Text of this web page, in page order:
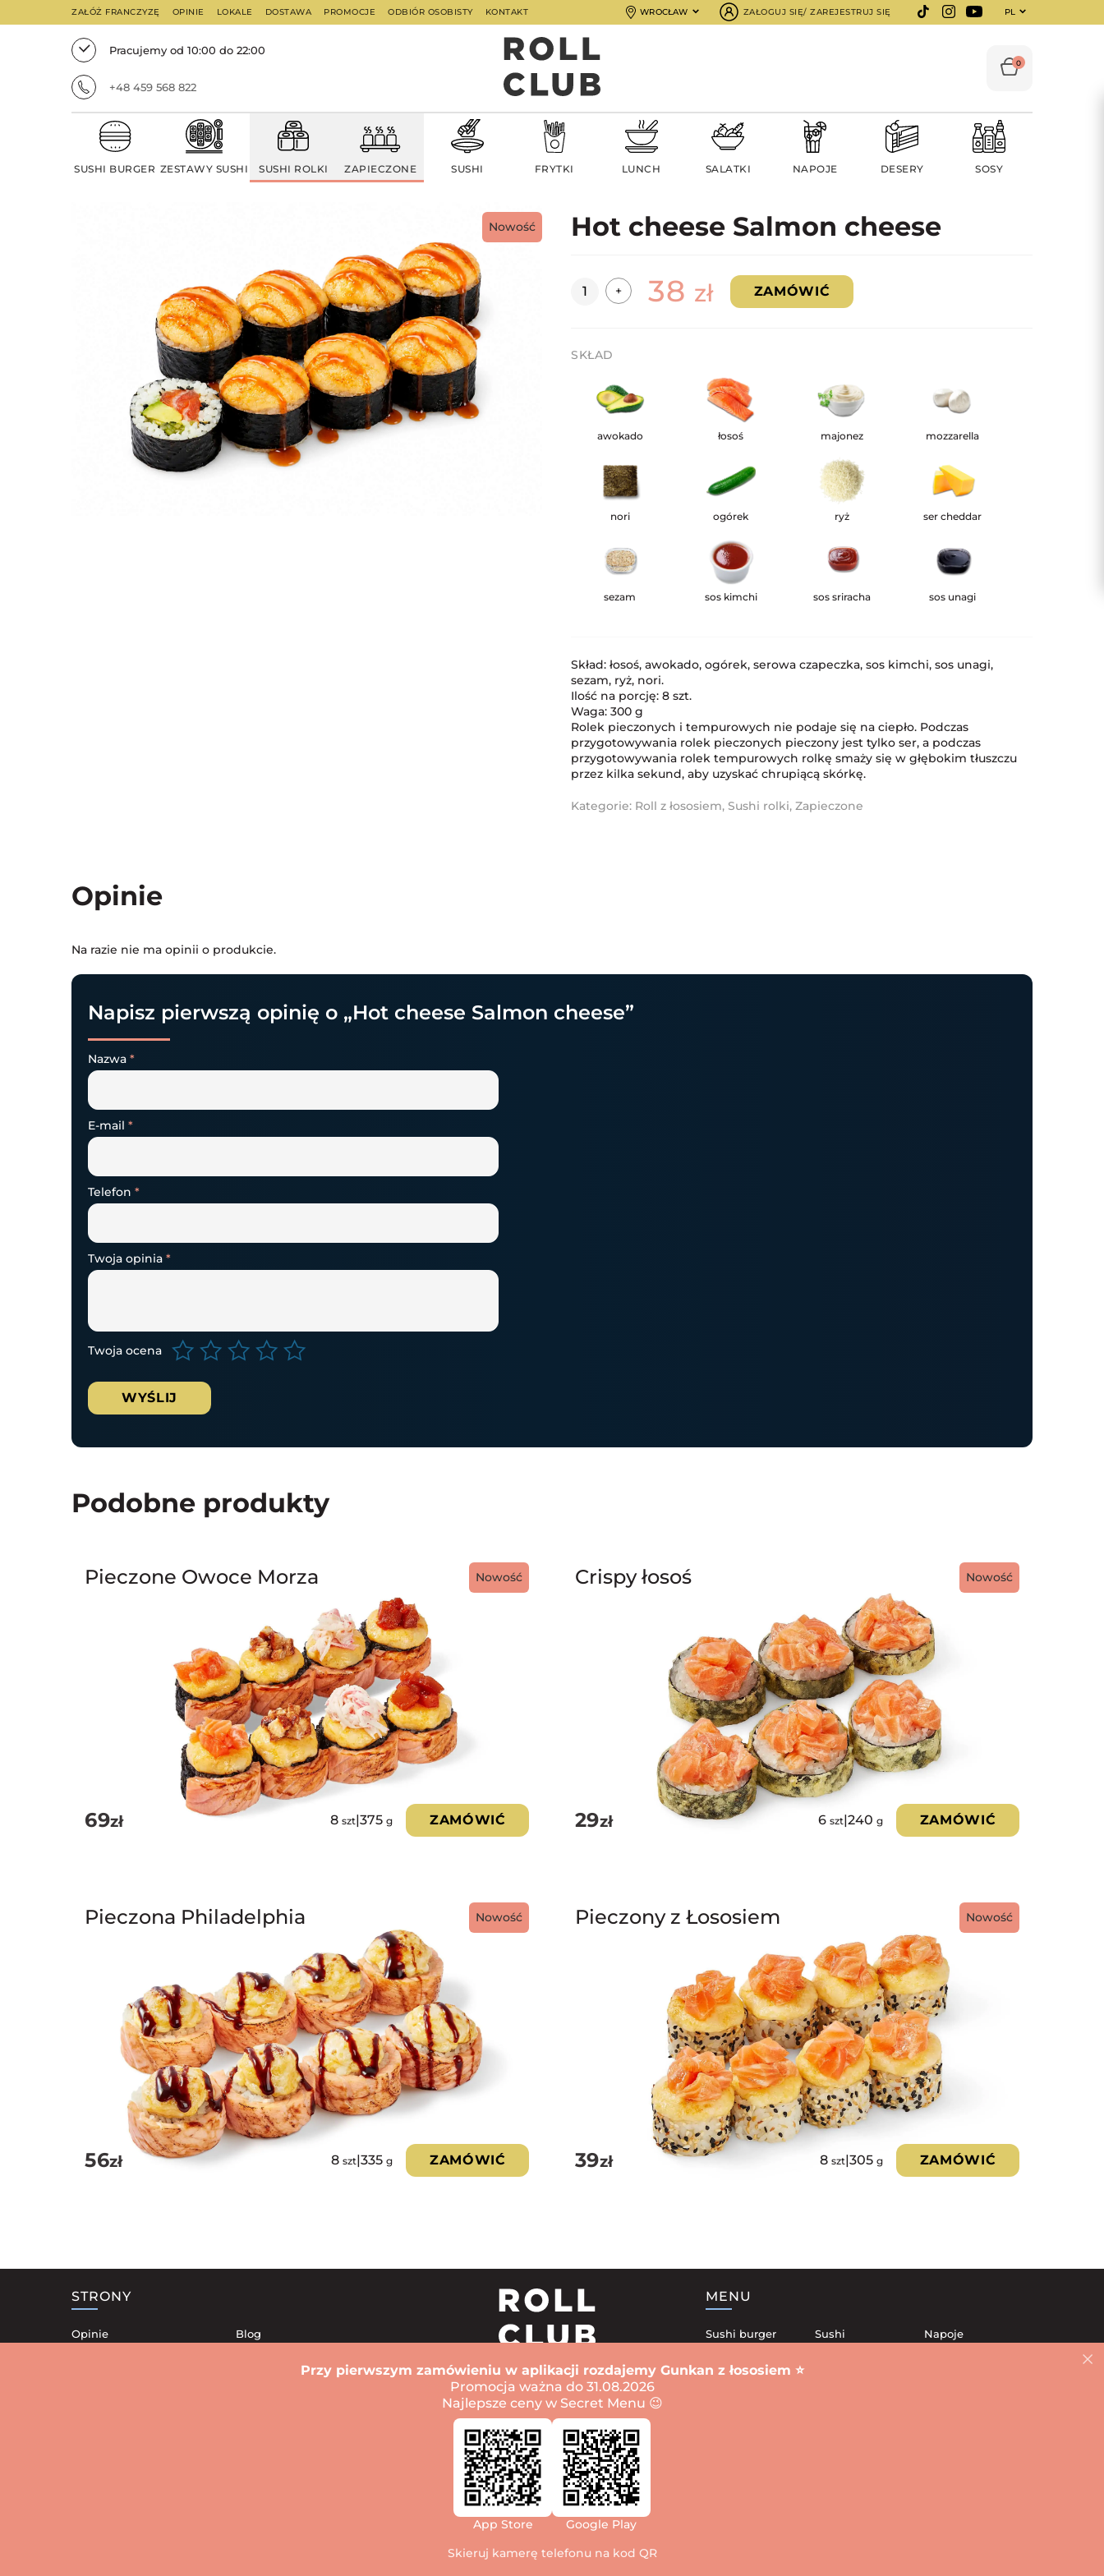
ZAŁÓŻ FRANCZYZĘ OPINIE LOKALE DOSTAWA PROMOCJE ODBIÓR OSOBISTY KONTAKT WROCŁAW ZAŁOGUJ SIĘ/ ZAREJESTRUJ SIĘ PL
Pracujemy od 10:00 do 22:00
+48 459 568 822
0
SUSHI BURGER ZESTAWY SUSHI SUSHI ROLKI ZAPIECZONE SUSHI FRYTKI LUNCH SALATKI NAPOJE DESERY SOSY
Nowość Hot cheese Salmon cheese
Ilość + 38 zł ZAMÓWIĆ
SKŁAD
awokado łosoś majonez mozzarella
nori ogórek ryż ser cheddar
sezam sos kimchi sos sriracha sos unagi
Skład: łosoś, awokado, ogórek, serowa czapeczka, sos kimchi, sos unagi,
sezam, ryż, nori.
Ilość na porcję: 8 szt.
Waga: 300 g
Rolek pieczonych i tempurowych nie podaje się na ciepło. Podczas
przygotowywania rolek pieczonych pieczony jest tylko ser, a podczas
przygotowywania rolek tempurowych rolkę smaży się w głębokim tłuszczu
przez kilka sekund, aby uzyskać chrupiącą skórkę.
Kategorie: Roll z łososiem,Sushi rolki,Zapieczone
Opinie
Na razie nie ma opinii o produkcie.
Napisz pierwszą opinię o „Hot cheese Salmon cheese”
Nazwa *
E-mail *
Telefon *
Twoja ocena
Twoja opinia *
Podobne produkty
Nowość
Pieczone Owoce Morza
69zł 8szt|375g ZAMÓWIĆ
Nowość
Crispy łosoś
29zł 6 szt|240 g ZAMÓWIĆ
Nowość
Pieczona Philadelphia
56zł 8szt|335g ZAMÓWIĆ
Nowość
Pieczony z Łososiem
39zł 8 szt|305 g ZAMÓWIĆ
MENU
Sushi burger
Sushi
Napoje
STRONY
Opinie
Blog
Polityka Prywatności
Sushi Fabryczna Sushi Muchobór Wielki Sushi Klecina
Sushi Karłowice Sushi Popowice Sushi Nadodrze
Dniepr Iwano-Frankiwsk Sushi Kijów
© 2026 Wszystkie prawa zastrzeżone - roll-club.wroclaw.pl Wrocław. Promocja strony -
Przy pierwszym zamówieniu w aplikacji rozdajemy Gunkan z łososiem ⭐️
Promocja ważna do 31.08.2026
Najlepsze ceny w Secret Menu 😉
App Store
Google Play
Skieruj kamerę telefonu na kod QR